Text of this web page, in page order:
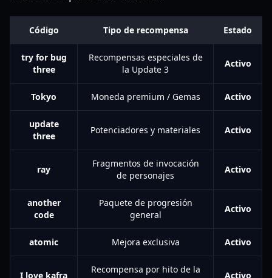
Código Tipo de recompensa Estado
try for bug
three
Recompensas especiales de
la Update 3
Activo
Tokyo Moneda premium / Gemas Activo
update
three
Potenciadores y materiales Activo
ray
Fragmentos de invocación
de personajes
Activo
another
code
Paquete de progresión
general
Activo
atomic Mejora exclusiva Activo
I love kafra
Recompensa por hito de la
Activo